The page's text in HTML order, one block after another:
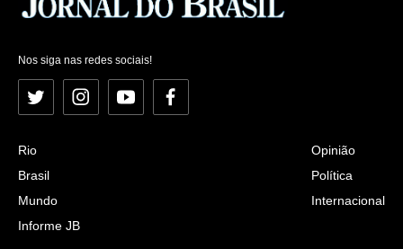
Nos siga nas redes sociais!
Twitter InstagramYouTubeFacebook
Rio
Brasil
Mundo
Informe JB
Opinião
Política
Internacional